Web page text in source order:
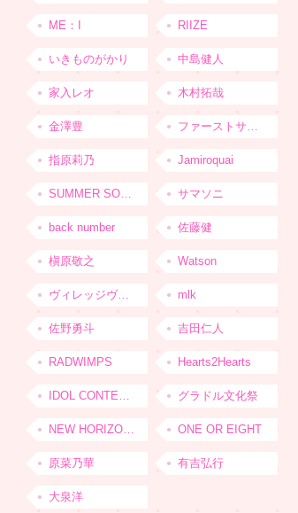
ME：I RIIZE
いきものがかり 中島健人
家入レオ 木村拓哉
金澤豊 ファーストサマーウイカ
指原莉乃 Jamiroquai
SUMMER SONIC サマソニ
back number 佐藤健
槇原敬之 Watson
ヴィレッジヴァンガード mlk
佐野勇斗 吉田仁人
RADWIMPS Hearts2Hearts
IDOL CONTENT EXPO グラドル文化祭
NEW HORIZON FEST ONE OR EIGHT
原菜乃華 有吉弘行
大泉洋